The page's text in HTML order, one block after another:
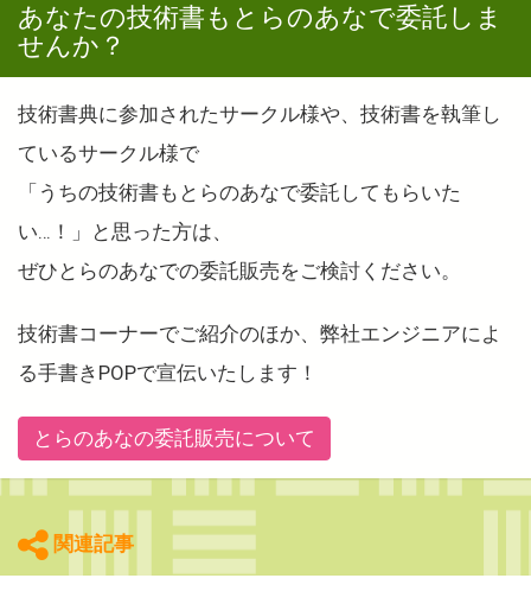
あなたの技術書もとらのあなで委託しま
せんか？
技術書典に参加されたサークル様や、技術書を執筆し
ているサークル様で
「うちの技術書もとらのあなで委託してもらいた
い…！」と思った方は、
ぜひとらのあなでの委託販売をご検討ください。
技術書コーナーでご紹介のほか、弊社エンジニアによ
る手書きPOPで宣伝いたします！
とらのあなの委託販売について
関連記事